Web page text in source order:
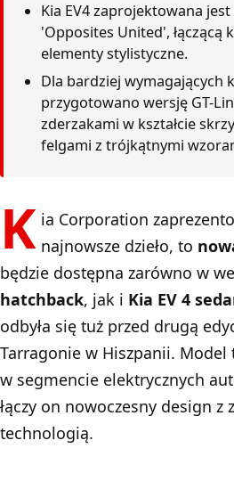
Kia EV4 zaprojektowana
'Opposites United', łączącą
elementy stylistyczne.
Dla bardziej wymagających
przygotowano wersję GT-
zderzakami w kształcie
felgami z trójkątnymi
K ia Corporation
najnowsze dzieło, to
będzie dostępna zarówno w
hatchback, jak i Kia EV 4
odbyła się tuż przed drugą
Tarragonie w Hiszpanii. Model
w segmencie elektrycznych
łączy on nowoczesny design z
technologią.